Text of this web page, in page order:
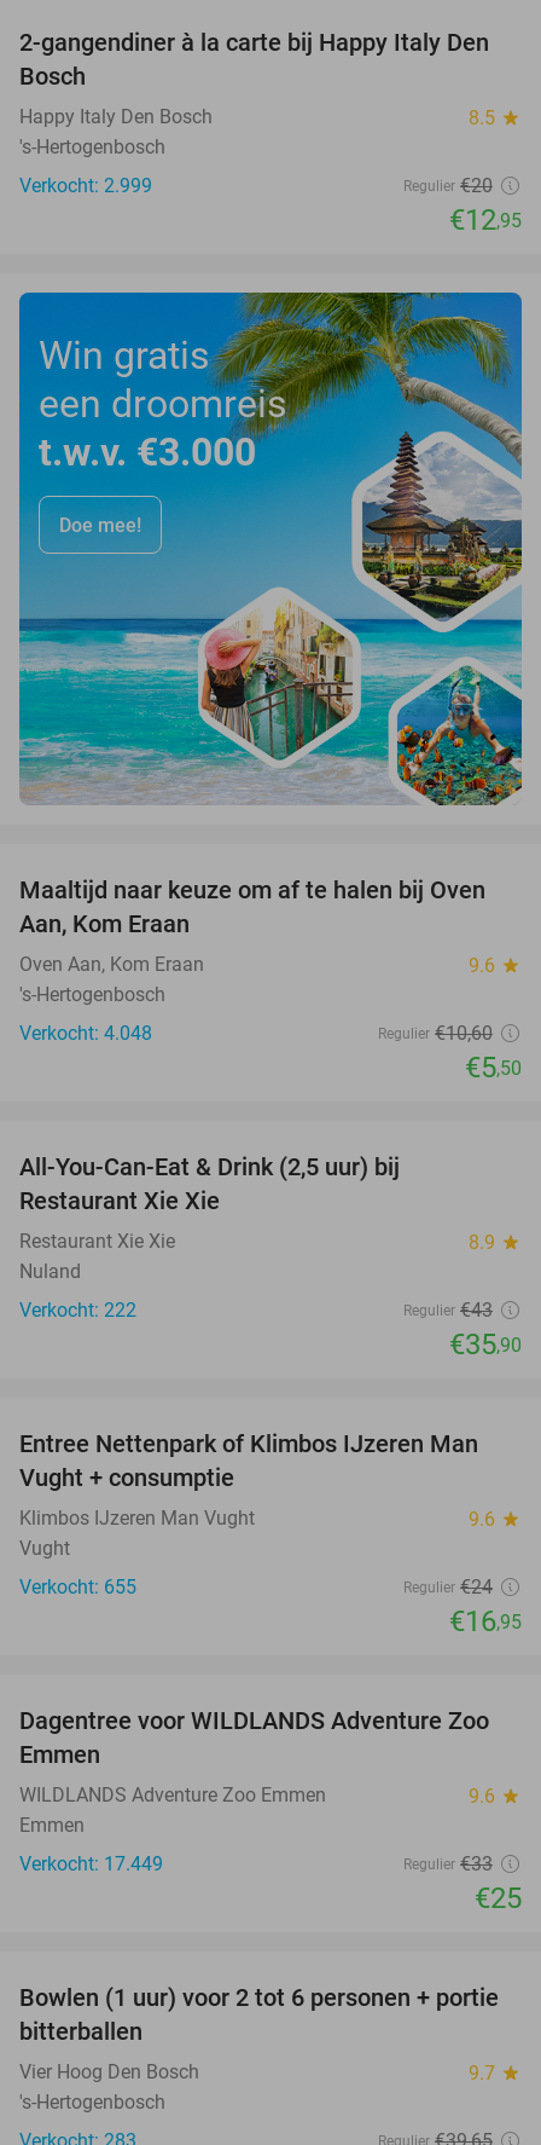
35%
2-gangendiner à la carte bij Happy Italy Den
Bosch
Happy Italy Den Bosch 8.5 star
's-Hertogenbosch
Verkocht: 2.999
Regulier €20
€12,95
Win gratis
een droomreis
t.w.v. €3.000
Doe mee!
48%
Maaltijd naar keuze om af te halen bij Oven
Aan, Kom Eraan
Oven Aan, Kom Eraan 9.6 star
's-Hertogenbosch
Verkocht: 4.048
Regulier €10,60
€5,50
All-You-Can-Eat & Drink (2,5 uur) bij
Restaurant Xie Xie
Restaurant Xie Xie 8.9 star
Nuland
Verkocht: 222
Regulier €43
€35,90
29%
Entree Nettenpark of Klimbos IJzeren Man
Vught + consumptie
Klimbos IJzeren Man Vught 9.6 star
Vught
Verkocht: 655
Regulier €24
€16,95
24%
Dagentree voor WILDLANDS Adventure Zoo
Emmen
WILDLANDS Adventure Zoo Emmen 9.6 star
Emmen
Verkocht: 17.449
Regulier €33
€25
37%
Bowlen (1 uur) voor 2 tot 6 personen + portie
bitterballen
Vier Hoog Den Bosch 9.7 star
's-Hertogenbosch
Regulier